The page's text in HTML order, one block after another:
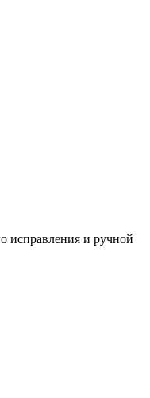
исправления и ручной